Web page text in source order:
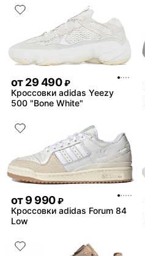
от29 490 ₽
Кроссовки adidas Yeezy
500 "Bone White"
от9 990 ₽
Кроссовки adidas Forum 84
Low